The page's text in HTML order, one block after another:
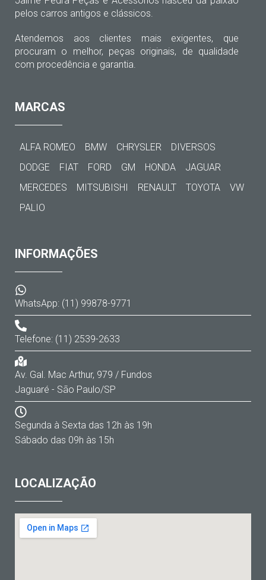
pelos carros antigos e clássicos.
Atendemos aos clientes mais exigentes, que
procuram o melhor, peças originais, de qualidade
com procedência e garantia.
MARCAS
ALFA ROMEO BMW CHRYSLER
DIVERSOS
DODGE
FIAT FORD GM HONDA
JAGUAR
MERCEDES
MITSUBISHI RENAULT TOYOTA
VW
PALIO
INFORMAÇÕES
WhatsApp: (11) 99878-9771
Telefone: (11) 2539-2633
Av. Gal. Mac Arthur, 979 / Fundos
Jaguaré - São Paulo/SP
Segunda à Sexta das 12h às 19h
Sábado das 09h às 15h
LOCALIZAÇÃO